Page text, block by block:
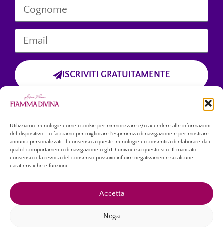
Utilizziamo tecnologie come i cookie per memorizzare e/o accedere alle informazioni
del dispositivo. Lo facciamo per migliorare l'esperienza di navigazione e per mostrare
annunci personalizzati. Il consenso a queste tecnologie ci consentirà di elaborare dati
quali il comportamento di navigazione o gli ID univoci su questo sito. Il mancato
consenso o la revoca del consenso possono influire negativamente su alcune
caratteristiche e funzioni.
Accetta
Nega
ISCRIVITI GRATUITAMENTE
Cliccando sul pulsante “Iscriviti Gratuitamente”, dichiari di aver preso
forniti tramite questo modulo.
Copyright © 2026 – Tutti i diritti riservati.